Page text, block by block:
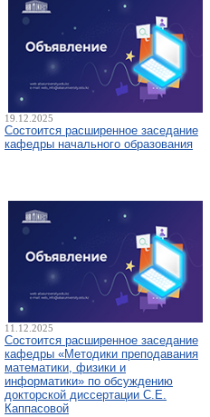
19.12.2025
Состоится расширенное заседание
кафедры начального образования
11.12.2025
Состоится расширенное заседание
кафедры «Методики преподавания
математики, физики и
информатики» по обсуждению
докторской диссертации С.Е.
Каппасовой